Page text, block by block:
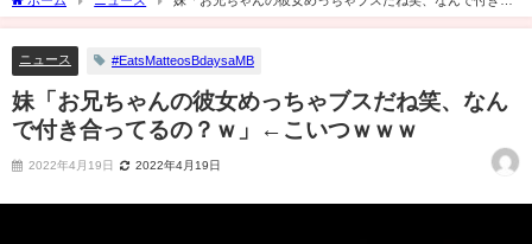
ってるの？ｗ」←こいつｗｗｗ
ニュース #EatsMatteosBdaysaMB
妹「お兄ちゃんの彼女めっちゃブスだね笑、なん
で付き合ってるの？ｗ」←こいつｗｗｗ
2022年4月19日 2022年4月19日